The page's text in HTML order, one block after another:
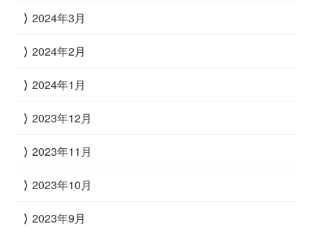
2024年3月
2024年2月
2024年1月
2023年12月
2023年11月
2023年10月
2023年9月